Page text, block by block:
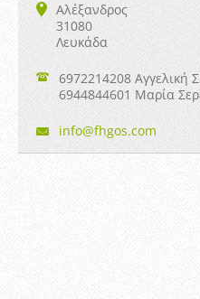
Αλέξανδρος
31080
Λευκάδα
6972214208 Αγγελική
6944844601 Μαρία
info@fhgos.com